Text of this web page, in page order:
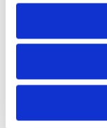
Inhoud
Prijs per 100 ml